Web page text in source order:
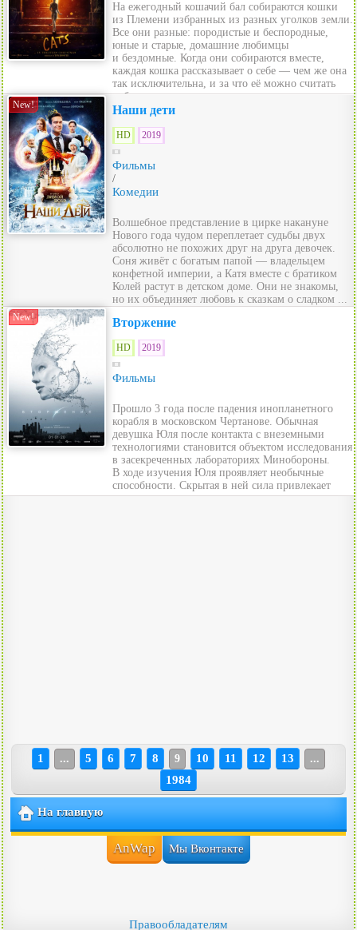
На ежегодный кошачий бал собираются кошки
из Племени избранных из разных уголков земли.
Все они разные: породистые и беспородные,
юные и старые, домашние любимцы
и бездомные. Когда они собираются вместе,
каждая кошка рассказывает о себе — чем же она
так исключительна, и за что её можно считать
избра...
New! Наши дети
HD 2019
Фильмы
/
Комедии
Волшебное представление в цирке накануне
Нового года чудом переплетает судьбы двух
абсолютно не похожих друг на друга девочек.
Соня живёт с богатым папой — владельцем
конфетной империи, а Катя вместе с братиком
Колей растут в детском доме. Они не знакомы,
но их объединяет любовь к сказкам о сладком ...
New! Вторжение
HD 2019
Фильмы
Прошло 3 года после падения инопланетного
корабля в московском Чертанове. Обычная
девушка Юля после контакта с внеземными
технологиями становится объектом исследования
в засекреченных лабораториях Минобороны.
В ходе изучения Юля проявляет необычные
способности. Скрытая в ней сила привлекает
внимание...
1 ... 5 6 7 8 9 10 11 12 13 ...
1984
На главную
AnWap Мы Вконтакте
Правообладателям